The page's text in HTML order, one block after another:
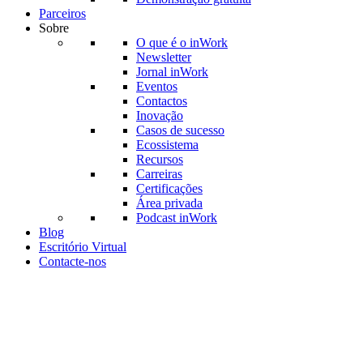
Parceiros
Sobre
O que é o inWork
Newsletter
Jornal inWork
Eventos
Contactos
Inovação
Casos de sucesso
Ecossistema
Recursos
Carreiras
Certificações
Área privada
Podcast inWork
Blog
Escritório Virtual
Contacte-nos